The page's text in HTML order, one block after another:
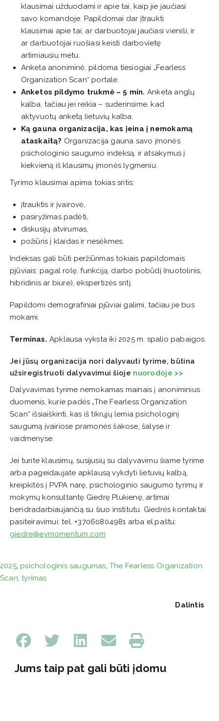
klausimai užduodami ir apie tai, kaip jie jaučiasi
savo komandoje. Papildomai dar įtraukti
klausimai apie tai, ar darbuotojai jaučiasi vieniši, ir
ar darbuotojai ruošiasi keisti darbovietę
artimiausiu metu.
Anketa anoniminė, pildoma tiesiogiai „Fearless
Organization Scan“ portale.
Anketos pildymo trukmė – 5 min. Anketa anglų
kalba, tačiau jei reikia – suderinsime, kad
aktyvuotų anketą lietuvių kalba.
Ką gauna organizacija, kas įeina į nemokamą
ataskaitą? Organizacija gauna savo įmonės
psichologinio saugumo indeksą, ir atsakymus į
kiekvieną iš klausimų įmonės lygmeniu.
Tyrimo klausimai apima tokias sritis:
įtrauktis ir įvairovė,
pasiryžimas padėti,
diskusijų atvirumas,
požiūris į klaidas ir nesėkmes.
Indeksas gali būti peržiūrimas tokiais papildomais
pjūviais: pagal rolę, funkciją, darbo pobūdį (nuotolinis,
hibridinis ar biure), ekspertizės sritį.
Papildomi demografiniai pjūviai galimi, tačiau jie bus
mokami.
Terminas. Apklausa vyksta iki 2025 m. spalio pabaigos.
Jei jūsų organizacija nori dalyvauti tyrime, būtina
užsiregistruoti dalyvavimui šioje nuorodoje >>
Dalyvavimas tyrime nemokamas mainais į anoniminius
duomenis, kurie padės „The Fearless Organization
Scan“ išsiaiškinti, kas iš tikrųjų lemia psichologinį
saugumą įvairiose pramonės šakose, šalyse ir
vaidmenyse.
Jei turite klausimų, susijusių su dalyvavimu šiame tyrime
arba pageidaujate apklausą vykdyti lietuvių kalbą,
kreipkitės į PVPA narę, psichologinio saugumo tyrimų ir
mokymų konsultantę Giedrę Plukienę, artimai
bendradarbiaujančią su šiuo institutu. Giedrės kontaktai
pasiteiravimui: tel. +37060804981 arba el.paštu:
giedre@eymomentum.com
2025, psichologinis saugumas ,The Fearless Organization
Scan ,tyrimas
Dalintis
Jums taip pat gali būti įdomu